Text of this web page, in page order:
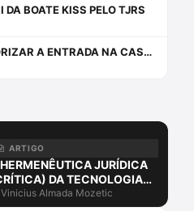
BOATE KISS PELO TJRS
#270 SOGRA PODE AUTORIZAR A ENTRADA NA CASA DO GENRO? NÃO.
ARTIGO
JURÍDICA
DA TECNOLOGIA
MODERNA
Vinicius Almada Mozetic